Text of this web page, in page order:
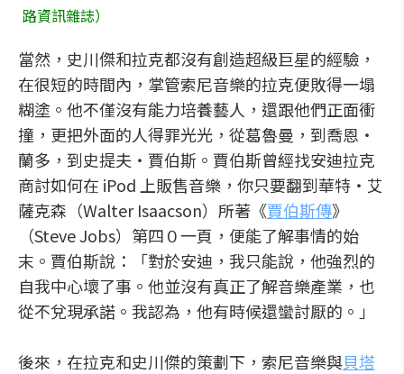
路資訊雜誌）
當然，史川傑和拉克都沒有創造超級巨星的經驗，
在很短的時間內，掌管索尼音樂的拉克便敗得一塌
糊塗。他不僅沒有能力培養藝人，還跟他們正面衝
撞，更把外面的人得罪光光，從葛魯曼，到喬恩‧
蘭多，到史提夫‧賈伯斯。賈伯斯曾經找安迪拉克
商討如何在 iPod 上販售音樂，你只要翻到華特‧艾
薩克森（Walter Isaacson）所著《賈伯斯傳》
（Steve Jobs）第四０一頁，便能了解事情的始
末。賈伯斯說：「對於安迪，我只能說，他強烈的
自我中心壞了事。他並沒有真正了解音樂產業，也
從不兌現承諾。我認為，他有時候還蠻討厭的。」
後來，在拉克和史川傑的策劃下，索尼音樂與貝塔